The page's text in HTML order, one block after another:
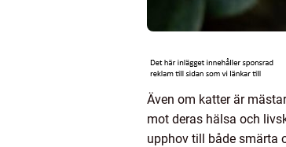
Även om katter är
mot deras hälsa och
upphov till både smärta